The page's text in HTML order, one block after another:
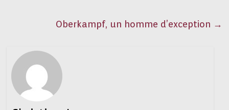
Oberkampf, un homme d’exception →